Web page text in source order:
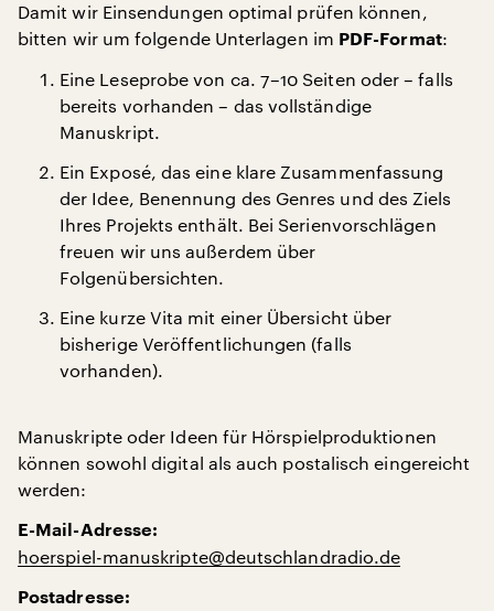
Damit wir Einsendungen optimal prüfen können,
bitten wir um folgende Unterlagen im PDF-Format:
Eine Leseprobe von ca. 7–10 Seiten oder – falls
bereits vorhanden – das vollständige
Manuskript.
Ein Exposé, das eine klare Zusammenfassung
der Idee, Benennung des Genres und des Ziels
Ihres Projekts enthält. Bei Serienvorschlägen
freuen wir uns außerdem über
Folgenübersichten.
Eine kurze Vita mit einer Übersicht über
bisherige Veröffentlichungen (falls
vorhanden).
Manuskripte oder Ideen für Hörspielproduktionen
können sowohl digital als auch postalisch eingereicht
werden:
E-Mail-Adresse:
hoerspiel-manuskripte@deutschlandradio.de
Postadresse: